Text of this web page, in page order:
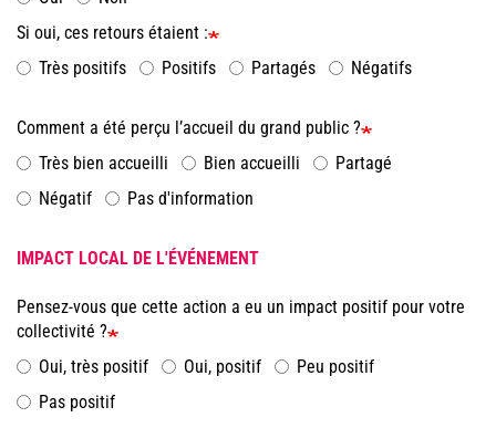
Si oui, ces retours étaient :
Très positifs
Positifs Partagés Négatifs
Comment a été perçu l’accueil du grand public ?
Très bien accueilli
Bien accueilli
Partagé
Négatif
Pas d'information
IMPACT LOCAL DE L'ÉVÉNEMENT
Pensez-vous que cette action a eu un impact positif pour votre
collectivité ?
Oui, très positif
Oui, positif
Peu positif
Pas positif